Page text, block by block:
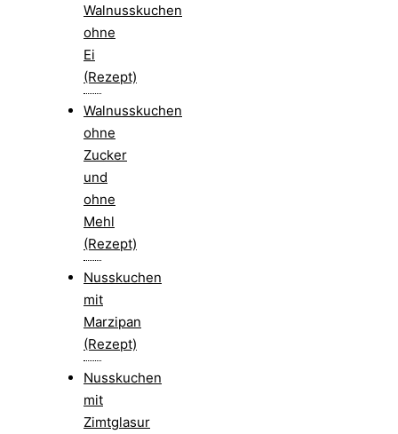
Walnusskuchen
ohne
Ei
(Rezept)
Walnusskuchen
ohne
Zucker
und
ohne
Mehl
(Rezept)
Nusskuchen
mit
Marzipan
(Rezept)
Nusskuchen
mit
Zimtglasur